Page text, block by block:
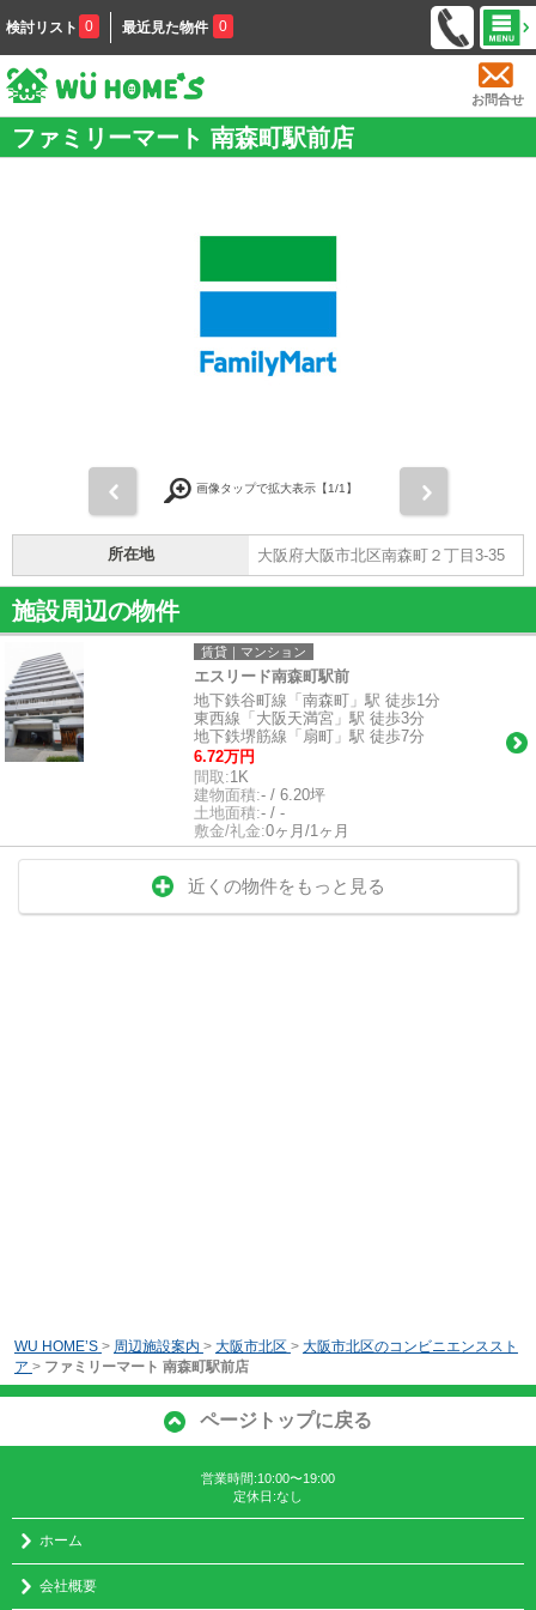
検討リスト 0 最近見た物件 0
お問合せ
ファミリーマート 南森町駅前店
画像タップで拡大表示【1/1】
所在地 大阪府大阪市北区南森町２丁目3-35
施設周辺の物件
賃貸｜マンション
エスリード南森町駅前
地下鉄谷町線「南森町」駅 徒歩1分
東西線「大阪天満宮」駅 徒歩3分
地下鉄堺筋線「扇町」駅 徒歩7分
6.72万円
間取:1K
建物面積:- / 6.20坪
土地面積:- / -
敷金/礼金:0ヶ月/1ヶ月
近くの物件をもっと見る
WU HOME’S > 周辺施設案内 > 大阪市北区 > 大阪市北区のコンビニエンススト
ア > ファミリーマート 南森町駅前店
ページトップに戻る
営業時間:10:00〜19:00
定休日:なし
ホーム
会社概要